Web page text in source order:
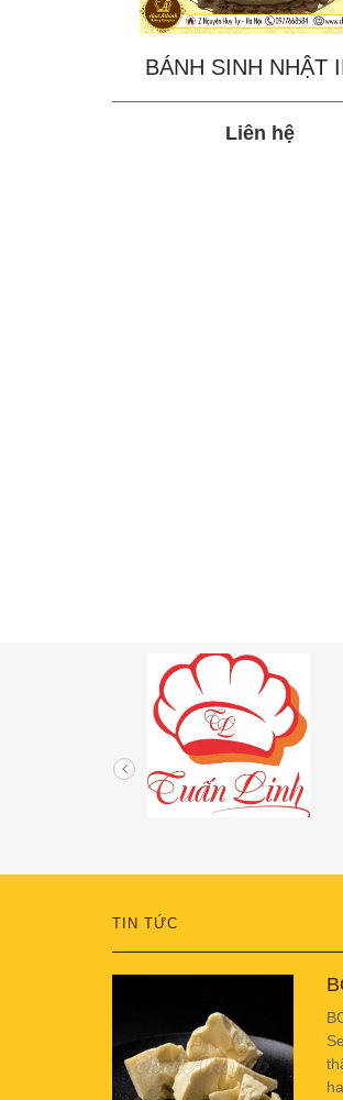
BÁNH SINH NHẬT
Liên hệ
TIN TỨC